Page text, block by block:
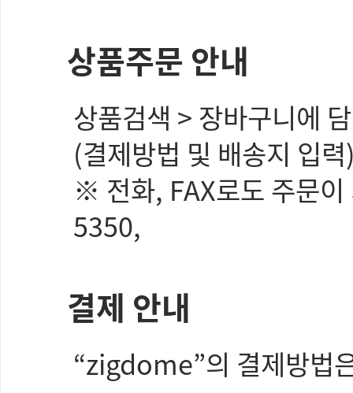
상품주문 안내
상품검색 > 장바구니에
(결제방법 및 배송지 입
※ 전화, FAX로도 주문
5350,
결제 안내
“zigdome”의 결제방법